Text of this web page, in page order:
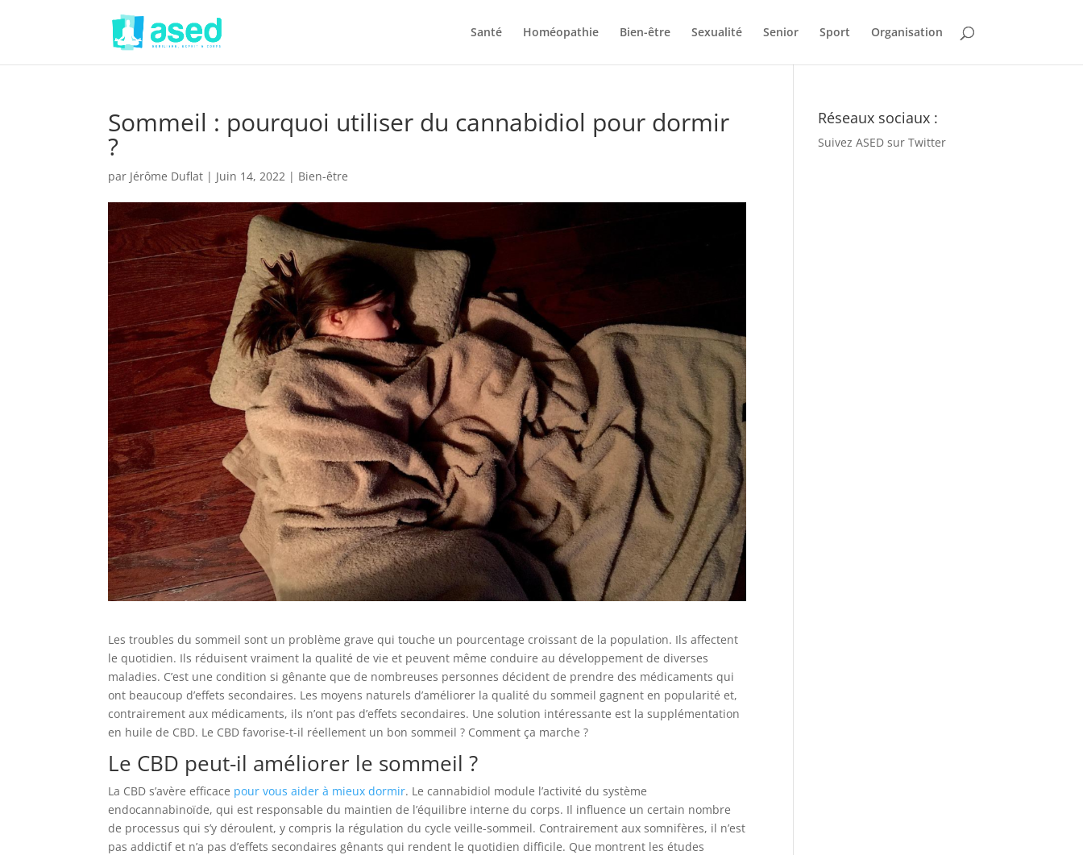
Santé Homéopathie Bien-être Sexualité Senior Sport Organisation
Sommeil : pourquoi utiliser du cannabidiol pour dormir
?
par Jérôme Duflat | Juin 14, 2022 | Bien-être
​Les tro​​ubles du sommeil sont un problème grave qui touche un pourcentage croissant de la population. Ils affectent
le quotidien. Ils réduisent vraiment la qualité de vie et peuvent même conduire au développement de diverses
maladies. C’est une condition si gênante que de nombreuses personnes décident de prendre des médicaments qui
ont beaucoup d’effets secondaires. Les moyens naturels d’améliorer la qualité du sommeil gagnent en popularité et,
contrairement aux médicaments, ils n’ont pas d’effets secondaires. Une solution intéressante est la supplémentation
en huile de CBD. Le CBD favorise-t-il réellement un bon sommeil ? Comment ça marche ?
Le CBD peut-il améliorer le sommeil ?
La CBD s’avère efficace pour vous aider à mieux dormir. Le cannabidiol module l’activité du système
endocannabinoïde, qui est responsable du maintien de l’équilibre interne du corps. Il influence un certain nombre
de processus qui s’y déroulent, y compris la régulation du cycle veille-sommeil. Contrairement aux somnifères, il n’est
pas addictif et n’a pas d’effets secondaires gênants qui rendent le quotidien difficile. Que montrent les études
Réseaux sociaux :
Suivez ASED sur Twitter